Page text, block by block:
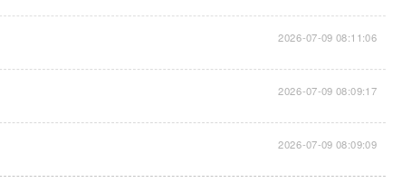
2026-07-09 08:11:06
2026-07-09 08:09:17
2026-07-09 08:09:09